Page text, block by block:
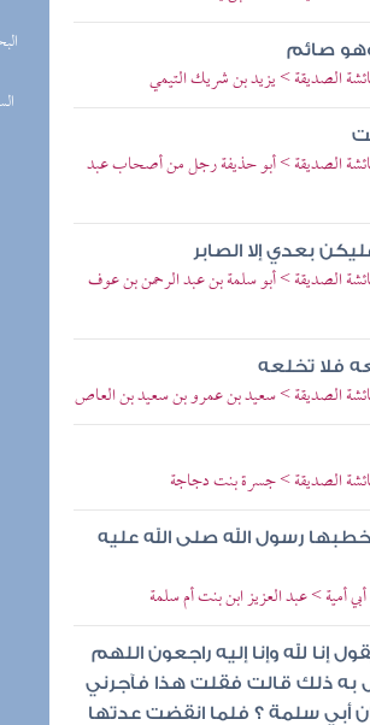
وهو صائم
الصديقة > يزيد بن شريك التيمي
عائشة الصديقة > أبو حذيفة رجل من أصحاب عبد
بعدي إلا الصابر
الصديقة > أبو سلمة بن عبد الرحمن بن عوف
فلا تخلعه
عائشة الصديقة > سعيد بن عمرو بن سعيد بن العاص
عائشة الصديقة > جسرة بنت دجاجة
رسول الله صلى الله عليه
أمية > عبد العزيز ابن بنت أم سلمة
لله وإنا إليه راجعون اللهم
به ذلك قالت فقلت هذا فآجرني
سلمة ؟ فلما انقضت عدتها